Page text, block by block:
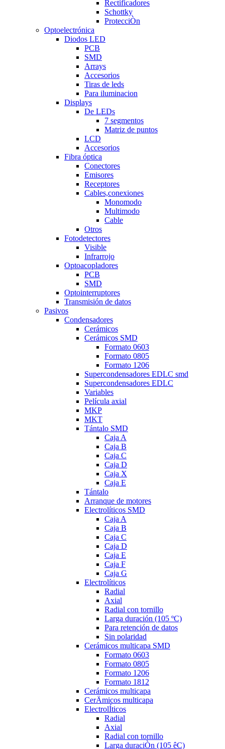
Rectificadores
Schottky
ProtecciÒn
Optoelectrónica
Diodos LED
PCB
SMD
Arrays
Accesorios
Tiras de leds
Para iluminacion
Displays
De LEDs
7 segmentos
Matriz de puntos
LCD
Accesorios
Fibra óptica
Conectores
Emisores
Receptores
Cables,conexiones
Monomodo
Multimodo
Cable
Otros
Fotodetectores
Visible
Infrarrojo
Optoacopladores
PCB
SMD
Optointerruptores
Transmisión de datos
Pasivos
Condensadores
Cerámicos
Cerámicos SMD
Formato 0603
Formato 0805
Formato 1206
Supercondensadores EDLC smd
Supercondensadores EDLC
Variables
Película axial
MKP
MKT
Tántalo SMD
Caja A
Caja B
Caja C
Caja D
Caja X
Caja E
Tántalo
Arranque de motores
Electrolíticos SMD
Caja A
Caja B
Caja C
Caja D
Caja E
Caja F
Caja G
Electrolíticos
Radial
Axial
Radial con tornillo
Larga duración (105 ºC)
Para retención de datos
Sin polaridad
Cerámicos multicapa SMD
Formato 0603
Formato 0805
Formato 1206
Formato 1812
Cerámicos multicapa
CerÄmicos multicapa
ElectrolÍticos
Radial
Axial
Radial con tornillo
Larga duraciÒn (105 êC)